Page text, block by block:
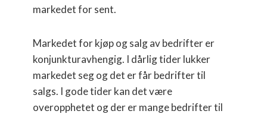
markedet for sent.
Markedet for kjøp og salg av bedrifter er
konjunkturavhengig. I dårlig tider lukker
markedet seg og det er får bedrifter til
salgs. I gode tider kan det være
overopphetet og der er mange bedrifter til